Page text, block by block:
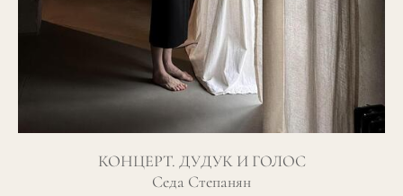
КОНЦЕРТ. ДУДУК И ГОЛОС
Седа Степанян